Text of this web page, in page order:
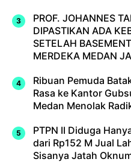
PROF. JOHANNES
DIPASTIKAN ADA
SETELAH
MERDEKA MEDAN
Ribuan Pemuda
Rasa ke Kantor
Medan Menolak
PTPN II Diduga
dari Rp152 M Jual
Sisanya Jatah